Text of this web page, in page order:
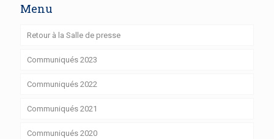
Menu
Retour à la Salle de presse
Communiqués 2023
Communiqués 2022
Communiqués 2021
Communiqués 2020